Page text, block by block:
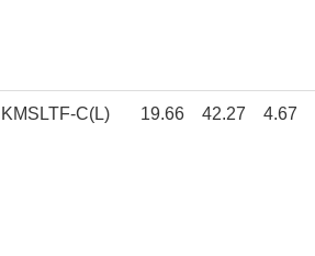
KMSLTF-C(L) 19.66 42.27 4.67